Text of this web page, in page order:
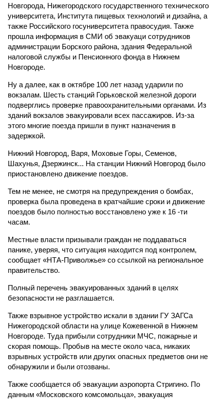
Новгорода, Нижегородского государственного технического
университета, Института пищевых технологий и дизайна, а
также Российского госуниверситета правосудия. Также
прошла информация в СМИ об эвакуаци сотрудников
администрации Борского района, здания Федеральной
налоговой службы и Пенсионного фонда в Нижнем
Новгороде.
Ну а далее, как в октябре 100 лет назад ударили по
вокзалам. Шесть станций Горьковской железной дороги
подверглись проверке правоохранительными органами. Из
зданий вокзалов эвакуировали всех пассажиров. Из-за
этого многие поезда пришли в пункт назначения в
задержкой.
Нижний Новгород, Варя, Моховые Горы, Семенов,
Шахунья, Дзержинск... На станции Нижний Новгород было
приостановлено движение поездов.
Тем не менее, не смотря на предупреждения о бомбах,
проверка была проведена в кратчайшие сроки и движение
поездов было полностью восстановлено уже к 16 -ти
часам.
Местные власти призывали граждан не поддаваться
панике, уверяя, что ситуация находится под контролем,
сообщает «НТА-Приволжье» со ссылкой на региональное
правительство.
Полный перечень эвакуированных зданий в целях
безопасности не разглашается.
Также взрывное устройство искали в здании ГУ ЗАГСа
Нижегородской области на улице Кожевенной в Нижнем
Новгороде. Туда прибыли сотрудники МЧС, пожарные и
скорая помощь. Пробыв на месте около часа, никаких
взрывных устройств или других опасных предметов они не
обнаружили и были отозваны.
Также сообщается об эвакуации аэропорта Стригино. По
данным «Московского комсомольца», эвакуация